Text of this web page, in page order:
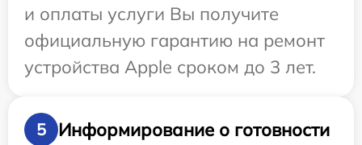
и оплаты услуги Вы получите
официальную гарантию на ремонт
устройства Apple сроком до 3 лет.
5
Информирование о готовности